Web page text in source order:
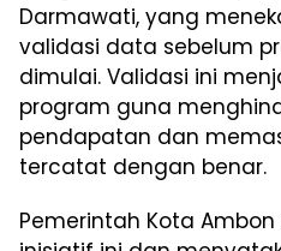
Darmawati, yang
validasi data sebelum
dimulai. Validasi ini
program guna
pendapatan dan
tercatat dengan benar.
Pemerintah Kota